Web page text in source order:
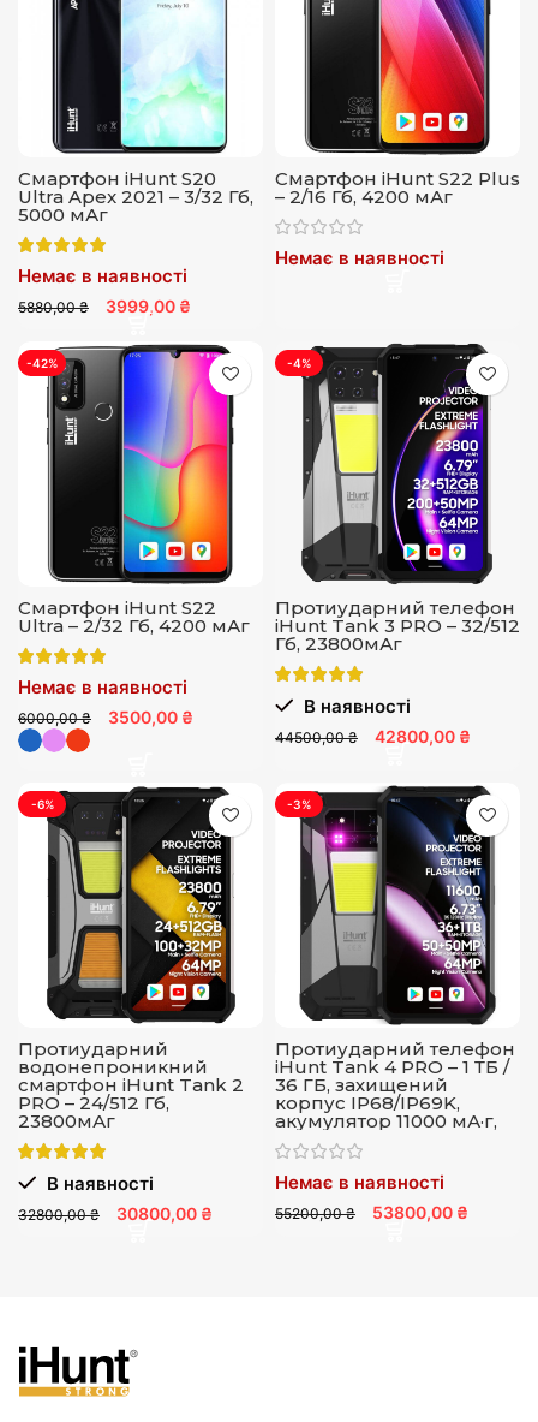
Смартфон iHunt S20
Ultra Apex 2021 – 3/32 Гб,
5000 мАг
Немає в наявності
5880,00 ₴ 3999,00 ₴
Смартфон iHunt S22 Plus
– 2/16 Гб, 4200 мАг
Немає в наявності
-42%
Смартфон iHunt S22
Ultra – 2/32 Гб, 4200 мАг
Немає в наявності
6000,00 ₴ 3500,00 ₴
-4%
Протиударний телефон
iHunt Tank 3 PRO – 32/512
Гб, 23800мАг
В наявності
44500,00 ₴ 42800,00 ₴
-6%
Протиударний
водонепроникний
смартфон iHunt Tank 2
PRO – 24/512 Гб,
23800мАг
В наявності
32800,00 ₴ 30800,00 ₴
-3%
Протиударний телефон
iHunt Tank 4 PRO – 1 ТБ /
36 ГБ, захищений
корпус IP68/IP69K,
акумулятор 11000 мА·г,
4G, NFC, Android
Немає в наявності
55200,00 ₴ 53800,00 ₴